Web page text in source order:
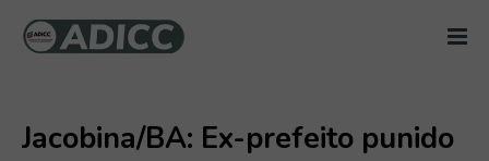
Jacobina/BA: Ex-prefeito punido